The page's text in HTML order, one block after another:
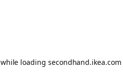
while loading secondhand.ikea.com